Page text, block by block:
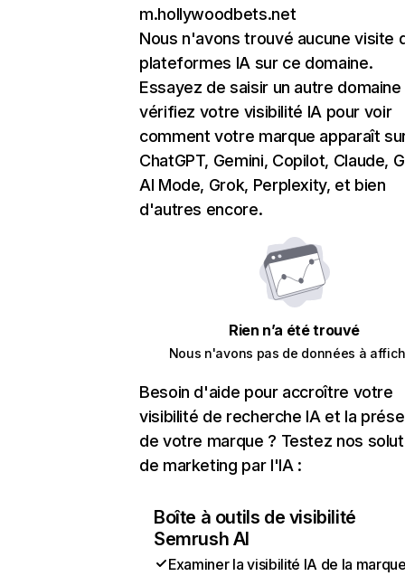
m.hollywoodbets.net
Nous n'avons trouvé aucune visite
plateformes IA sur ce domaine.
Essayez de saisir un autre domaine
vérifiez votre visibilité IA pour voir
comment votre marque apparaît
ChatGPT, Gemini, Copilot, Claude,
AI Mode, Grok, Perplexity, et bien
d'autres encore.
Rien n’a été trouvé
Nous n'avons pas de données à
Besoin d'aide pour accroître votre
visibilité de recherche IA et la
de votre marque ? Testez nos
de marketing par l'IA :
Boîte à outils de visibilité
Semrush AI
Examiner la visibilité IA de la